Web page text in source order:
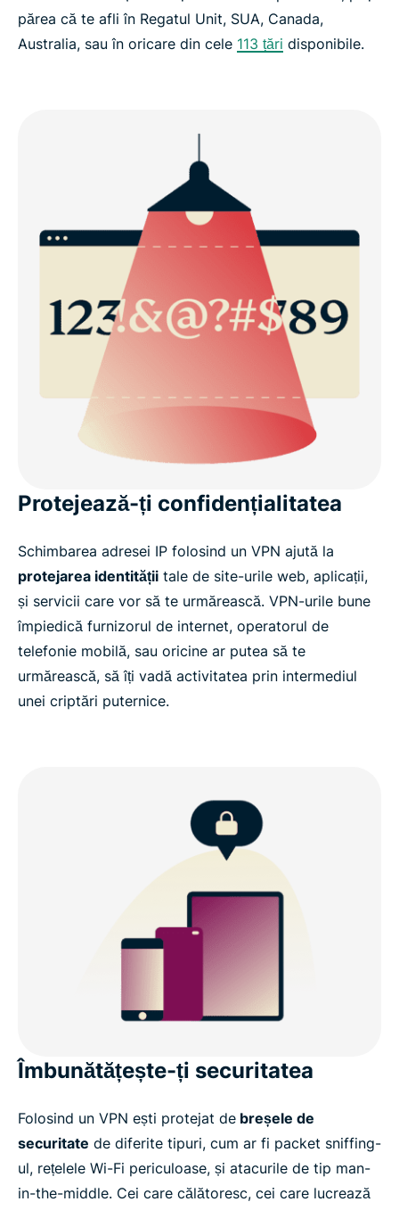
părea că te afli în Regatul Unit, SUA, Canada,
Australia, sau în oricare din cele 113 țări disponibile.
Protejează-ți confidențialitatea
Schimbarea adresei IP folosind un VPN ajută la
protejarea identității tale de site-urile web, aplicații,
și servicii care vor să te urmărească. VPN-urile bune
împiedică furnizorul de internet, operatorul de
telefonie mobilă, sau oricine ar putea să te
urmărească, să îți vadă activitatea prin intermediul
unei criptări puternice.
Îmbunătățește-ți securitatea
Folosind un VPN ești protejat de breșele de
securitate de diferite tipuri, cum ar fi packet sniffing-
ul, rețelele Wi-Fi periculoase, și atacurile de tip man-
in-the-middle. Cei care călătoresc, cei care lucrează